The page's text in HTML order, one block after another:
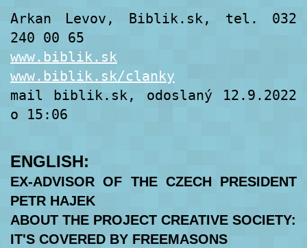
Arkan Levov, Biblik.sk, tel. 032
www.biblik.sk
www.biblik.sk/clanky
mail biblik.sk, odoslaný 12.9.2022
o 15:06
ENGLISH:
EX-ADVISOR OF THE CZECH PRESIDENT
PETR HAJEK
ABOUT THE PROJECT CREATIVE SOCIETY:
IT'S COVERED BY FREEMASONS